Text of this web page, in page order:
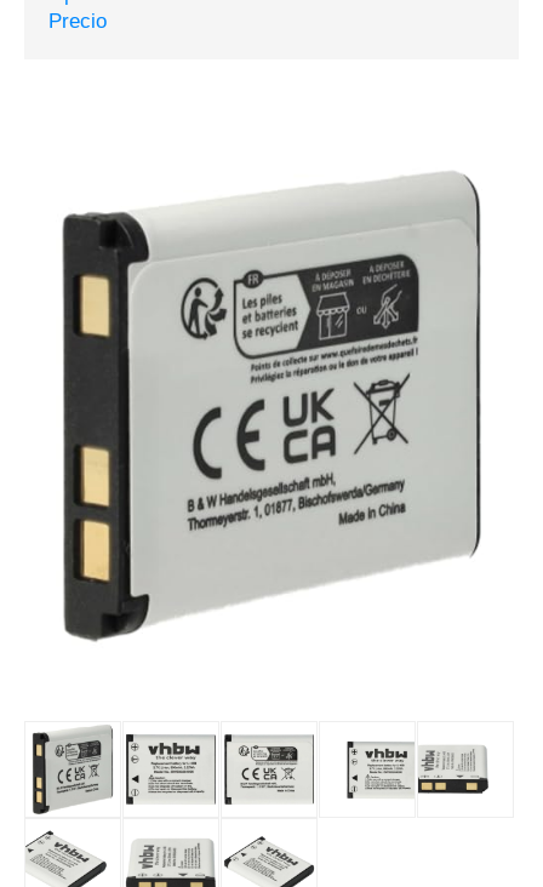
Precio